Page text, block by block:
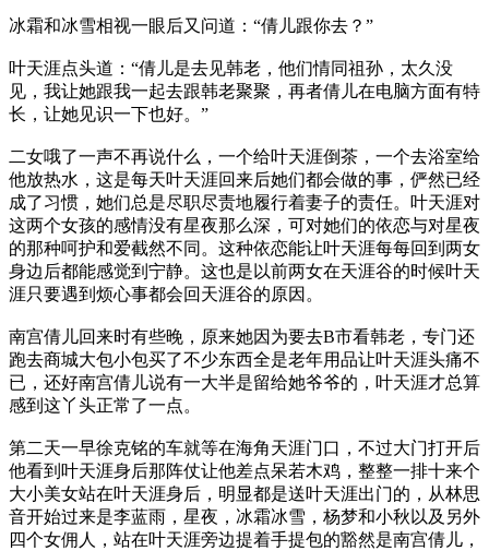
冰霜和冰雪相视一眼后又问道：“倩儿跟你去？”
叶天涯点头道：“倩儿是去见韩老，他们情同祖孙，太久没
见，我让她跟我一起去跟韩老聚聚，再者倩儿在电脑方面有特
长，让她见识一下也好。”
二女哦了一声不再说什么，一个给叶天涯倒茶，一个去浴室给
他放热水，这是每天叶天涯回来后她们都会做的事，俨然已经
成了习惯，她们总是尽职尽责地履行着妻子的责任。叶天涯对
这两个女孩的感情没有星夜那么深，可对她们的依恋与对星夜
的那种呵护和爱截然不同。这种依恋能让叶天涯每每回到两女
身边后都能感觉到宁静。这也是以前两女在天涯谷的时候叶天
涯只要遇到烦心事都会回天涯谷的原因。
南宫倩儿回来时有些晚，原来她因为要去B市看韩老，专门还
跑去商城大包小包买了不少东西全是老年用品让叶天涯头痛不
已，还好南宫倩儿说有一大半是留给她爷爷的，叶天涯才总算
感到这丫头正常了一点。
第二天一早徐克铭的车就等在海角天涯门口，不过大门打开后
他看到叶天涯身后那阵仗让他差点呆若木鸡，整整一排十来个
大小美女站在叶天涯身后，明显都是送叶天涯出门的，从林思
音开始过来是李蓝雨，星夜，冰霜冰雪，杨梦和小秋以及另外
四个女佣人，站在叶天涯旁边提着手提包的豁然是南宫倩儿，